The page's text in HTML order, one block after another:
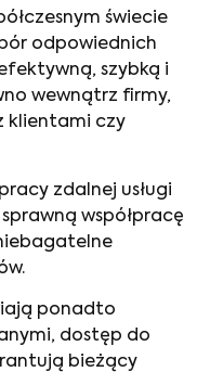
świecie
odpowiednich
szybką i
wewnątrz firmy,
klientami czy
zdalnej usługi
współpracę
ponadto
dostęp do
bieżący